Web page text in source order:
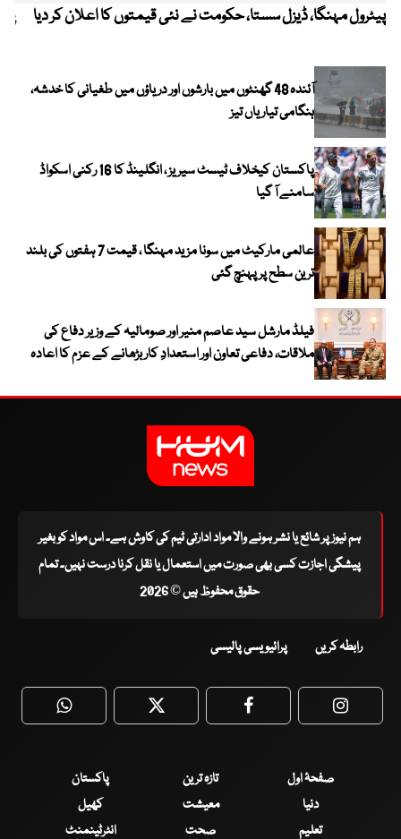
پیٹرول مہنگا، ڈیزل سستا، حکومت نے نئی قیمتوں کا اعلان کر دیا
آئندہ 48 گھنٹوں میں بارشوں اور دریاؤں میں طغیانی کا خدشہ،
ہنگامی تیاریاں تیز
پاکستان کیخلاف ٹیسٹ سیریز ، انگلینڈ کا 16 رکنی اسکواڈ
سامنے آ گیا
عالمی مارکیٹ میں سونا مزید مہنگا ، قیمت 7 ہفتوں کی بلند
ترین سطح پر پہنچ گئی
فیلڈ مارشل سید عاصم منیر اور صومالیہ کے وزیر دفاع کی
ملاقات، دفاعی تعاون اور استعدادِ کار بڑھانے کے عزم کا اعادہ
ہم نیوز پر شائع یا نشر ہونے والا مواد ادارتی ٹیم کی کاوش ہے۔ اس مواد کو بغیر
پیشگی اجازت کسی بھی صورت میں استعمال یا نقل کرنا درست نہیں۔ تمام
حقوق محفوظ ہیں © 2026
رابطہ کریں پرائیویسی پالیسی
WhatsApp Twitter Facebook
صفحۂ اول تازہ ترین
پاکستان
دنیا
معیشت
کھیل
تعلیم
صحت انٹرٹینمنٹ